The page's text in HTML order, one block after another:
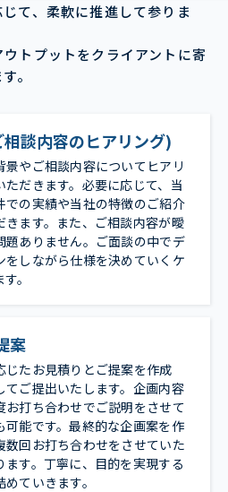
て、柔軟に推進して参りま
トプットをクライアントに寄
。
談内容のヒアリング)
景やご相談内容についてヒアリ
ただきます。必要に応じて、当
での実績や当社の特徴のご紹介
きます。また、ご相談内容が曖
題ありません。ご面談の中でデ
をしながら仕様を決めていくケ
。
案
じたお見積りとご提案を作成
てご提出いたします。企画内容
お打ち合わせでご説明をさせて
可能です。最終的な企画案を作
数回お打ち合わせをさせていた
ます。丁寧に、目的を実現する
ていきます。